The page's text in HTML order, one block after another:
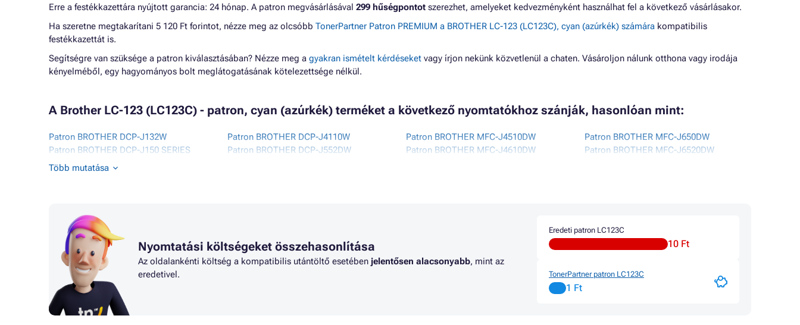
Erre a festékkazettára nyújtott garancia: 24 hónap. A patron megvásárlásával 299 hűségpontot szerezhet, amelyeket kedvezményként használhat fel a következő vásárlásakor.
Ha szeretne megtakarítani 5 120 Ft forintot, nézze meg az olcsóbb TonerPartner Patron PREMIUM a BROTHER LC-123 (LC123C), cyan (azúrkék) számára kompatibilis
festékkazettát is.
Segítségre van szüksége a patron kiválasztásában? Nézze meg a gyakran ismételt kérdéseket vagy írjon nekünk közvetlenül a chaten. Vásároljon nálunk otthona vagy irodája
kényelméből, egy hagyományos bolt meglátogatásának kötelezettsége nélkül.
A Brother LC-123 (LC123C) - patron, cyan (azúrkék) terméket a következő nyomtatókhoz szánják, hasonlóan mint:
Patron BROTHER DCP-J132W
Patron BROTHER DCP-J150 SERIES
Patron BROTHER DCP-J152W
Patron BROTHER DCP-J4110W
Patron BROTHER DCP-J552DW
Patron BROTHER MFC-J4510DW
Patron BROTHER MFC-J4610DW
Patron BROTHER MFC-J650DW
Patron BROTHER MFC-J6520DW
Több mutatása
Nyomtatási költségeket összehasonlítása
Az oldalankénti költség a kompatibilis utántöltő esetében jelentősen alacsonyabb, mint az
eredetivel.
Eredeti patron LC123C
10 Ft
TonerPartner patron LC123C
1 Ft